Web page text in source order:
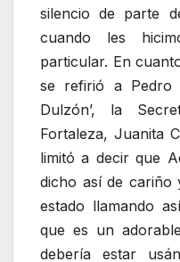
silencio de parte
cuando les
particular. En
se refirió a Pedro
Dulzón’, la
Fortaleza, Juanita
limitó a decir que
dicho así de cariño
estado llamando
que es un
debería estar